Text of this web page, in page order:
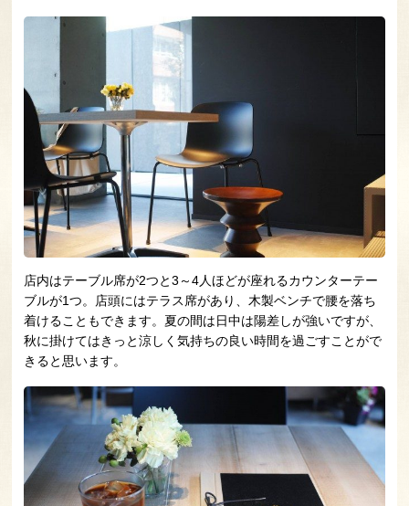
店内はテーブル席が2つと3～4人ほどが座れるカウンターテー
ブルが1つ。店頭にはテラス席があり、木製ベンチで腰を落ち
着けることもできます。夏の間は日中は陽差しが強いですが、
秋に掛けてはきっと涼しく気持ちの良い時間を過ごすことがで
きると思います。